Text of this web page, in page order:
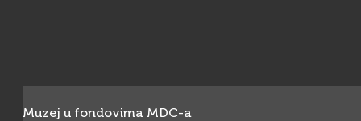
istraživanja/prostorni
Muzej u fondovima MDC-a